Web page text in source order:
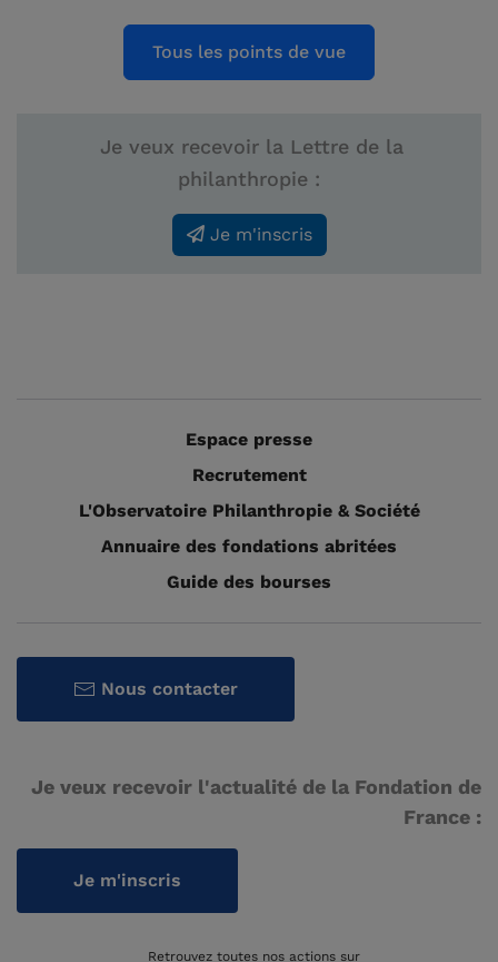
Tous les points de vue
Je veux recevoir la Lettre de la
philanthropie :
Je m'inscris
Espace presse
Recrutement
L'Observatoire Philanthropie & Société
Annuaire des fondations abritées
Guide des bourses
Nous contacter
Je veux recevoir l'actualité de la Fondation de
France :
Je m'inscris
Retrouvez toutes nos actions sur